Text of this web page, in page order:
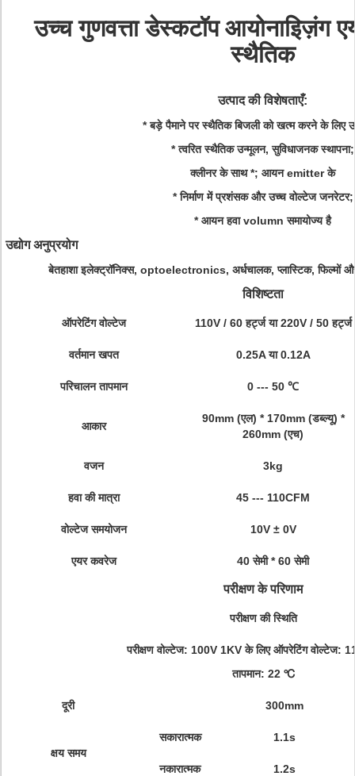
उच्च गुणवत्ता डेस्कटॉप आयोनाइिज़ंग
स्थैतिक
उत्पाद की विशेषताएँ:
* बड़े पैमाने पर स्थैतिक बिजली को खत्म करने के लिए
* त्वरित स्थैतिक उन्मूलन, सुविधाजनक स्थापना;
क्लीनर के साथ*; आयन emitter के
* निर्माण में प्रशंसक और उच्च वोल्टेज जनरेटर;
* आयन हवा volumn समायोज्य है
उद्योग अनुप्रयोग
बेतहाशा इलेक्ट्रॉनिक्स, optoelectronics, अर्धचालक, प्लास्टिक, फिल्मों और
विशिष्टता
ऑपरेटिंग वोल्टेज 110V / 60 हर्ट्ज या 220V / 50 हर्ट्ज
वर्तमान खपत 0.25A या 0.12A
परिचालन तापमान 0 --- 50 ℃
आकार
90mm (एल) * 170mm (डब्ल्यू) *
260mm (एच)
वजन 3kg
हवा की मात्रा 45 --- 110CFM
वोल्टेज समयोजन 10V ± 0V
एयर कवरेज 40 सेमी * 60 सेमी
परीक्षण के परिणाम
परीक्षण की स्थिति
परीक्षण वोल्टेज: 100V 1KV के लिए ऑपरेटिंग वोल्टेज:
तापमान: 22 ℃
दूरी 300mm
क्षय समय
सकारात्मक 1.1s
नकारात्मक 1.2s